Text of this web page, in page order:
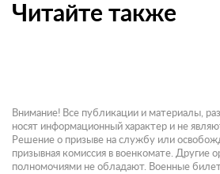
Читайте также
Внимание! Все публикации и материалы,
носят информационный характер и не
Решение о призыве на службу или
призывная комиссия в военкомате. Другие
полномочиями не обладают. Военные